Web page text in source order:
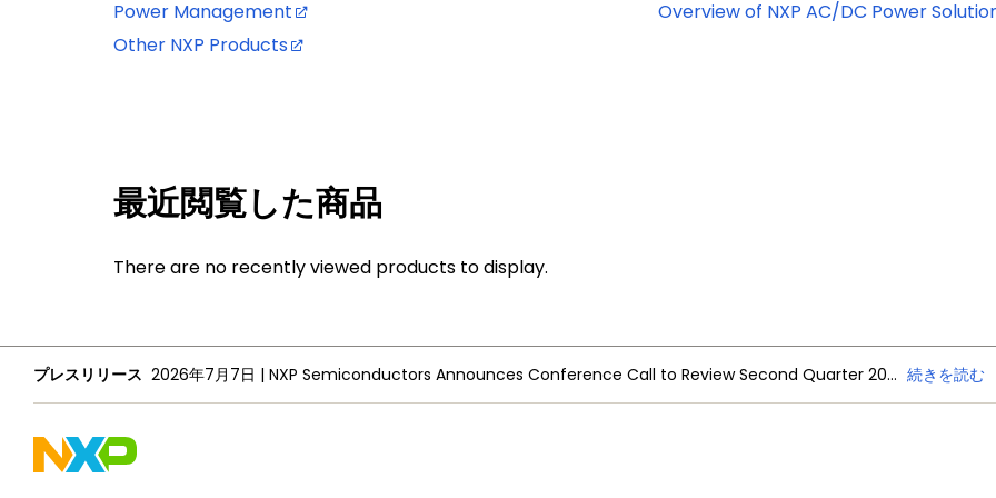
Power Management
Other NXP Products
Overview of NXP AC/DC Power
最近閲覧した商品
There are no recently viewed products to display.
プレスリリース 2026年7月7日 | NXP Semiconductors Announces Conference Call to Review Second Quarter 2026 Financial Results 続きを読む